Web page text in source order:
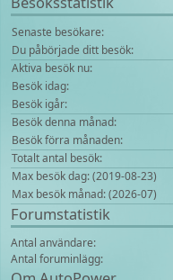
Senaste besökare:
Du påbörjade ditt besök:
Aktiva besök nu:
Besök idag:
Besök igår:
Besök denna månad:
Besök förra månaden:
Totalt antal besök:
Max besök dag: (2019-08-23)
Max besök månad: (2026-07)
Forumstatistik
Antal användare:
Antal foruminlägg: